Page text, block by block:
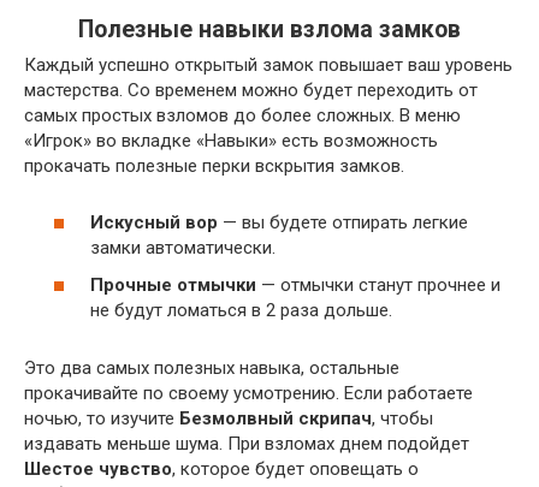
Полезные навыки взлома замков
Каждый успешно открытый замок повышает ваш уровень
мастерства. Со временем можно будет переходить от
самых простых взломов до более сложных. В меню
«Игрок» во вкладке «Навыки» есть возможность
прокачать полезные перки вскрытия замков.
Искусный вор — вы будете отпирать легкие
замки автоматически.
Прочные отмычки — отмычки станут прочнее и
не будут ломаться в 2 раза дольше.
Это два самых полезных навыка, остальные
прокачивайте по своему усмотрению. Если работаете
ночью, то изучите Безмолвный скрипач, чтобы
издавать меньше шума. При взломах днем подойдет
Шестое чувство, которое будет оповещать о